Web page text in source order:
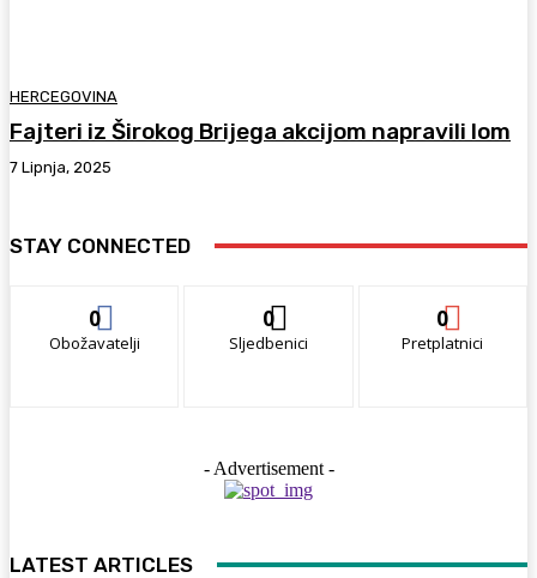
HERCEGOVINA
Fajteri iz Širokog Brijega akcijom napravili lom
7 Lipnja, 2025
STAY CONNECTED
0
Obožavatelji
0
Sljedbenici
0
Pretplatnici
- Advertisement -
LATEST ARTICLES